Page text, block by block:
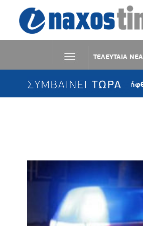
ΤΕΛΕΥΤΑΙΑ ΝΕΑ
ΣΥΜΒΑΙΝΕΙ ΤΩΡΑ
Μύκονος: Συνελήφθη αστυνομικός